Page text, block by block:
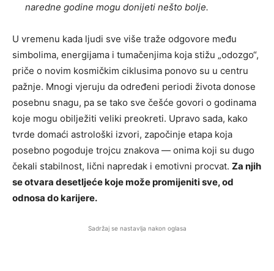
naredne godine mogu donijeti nešto bolje.
U vremenu kada ljudi sve više traže odgovore među
simbolima, energijama i tumačenjima koja stižu „odozgo“,
priče o novim kosmičkim ciklusima ponovo su u centru
pažnje. Mnogi vjeruju da određeni periodi života donose
posebnu snagu, pa se tako sve češće govori o godinama
koje mogu obilježiti veliki preokreti. Upravo sada, kako
tvrde domaći astrološki izvori, započinje etapa koja
posebno pogoduje trojcu znakova — onima koji su dugo
čekali stabilnost, lični napredak i emotivni procvat. Za njih
se otvara desetljeće koje može promijeniti sve, od
odnosa do karijere.
Sadržaj se nastavlja nakon oglasa